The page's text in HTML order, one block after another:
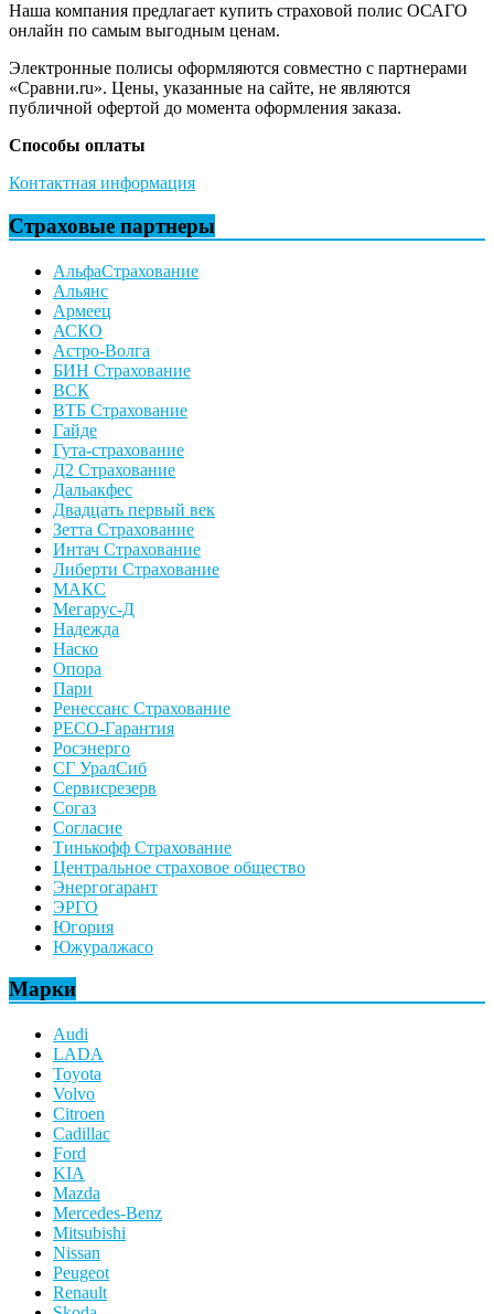
Наша компания предлагает купить страховой полис ОСАГО
онлайн по самым выгодным ценам.
Электронные полисы оформляются совместно с партнерами
«Сравни.ru». Цены, указанные на сайте, не являются
публичной офертой до момента оформления заказа.
Способы оплаты
Контактная информация
Страховые партнеры
АльфаСтрахование
Альянс
Армеец
АСКО
Астро-Волга
БИН Страхование
ВСК
ВТБ Страхование
Гайде
Гута-страхование
Д2 Страхование
Дальакфес
Двадцать первый век
Зетта Страхование
Интач Страхование
Либерти Страхование
МАКС
Мегарус-Д
Надежда
Наско
Опора
Пари
Ренессанс Страхование
РЕСО-Гарантия
Росэнерго
СГ УралСиб
Сервисрезерв
Согаз
Согласие
Тинькофф Страхование
Центральное страховое общество
Энергогарант
ЭРГО
Югория
Южуралжасо
Марки
Audi
LADA
Toyota
Volvo
Citroen
Cadillac
Ford
KIA
Mazda
Mercedes-Benz
Mitsubishi
Nissan
Peugeot
Renault